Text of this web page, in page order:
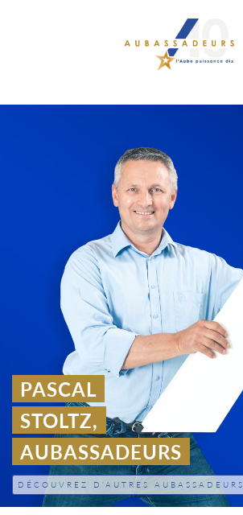
PASCAL
STOLTZ,
AUBASSADEURS
DÉCOUVREZ D'AUTRES AUBASSADEURS